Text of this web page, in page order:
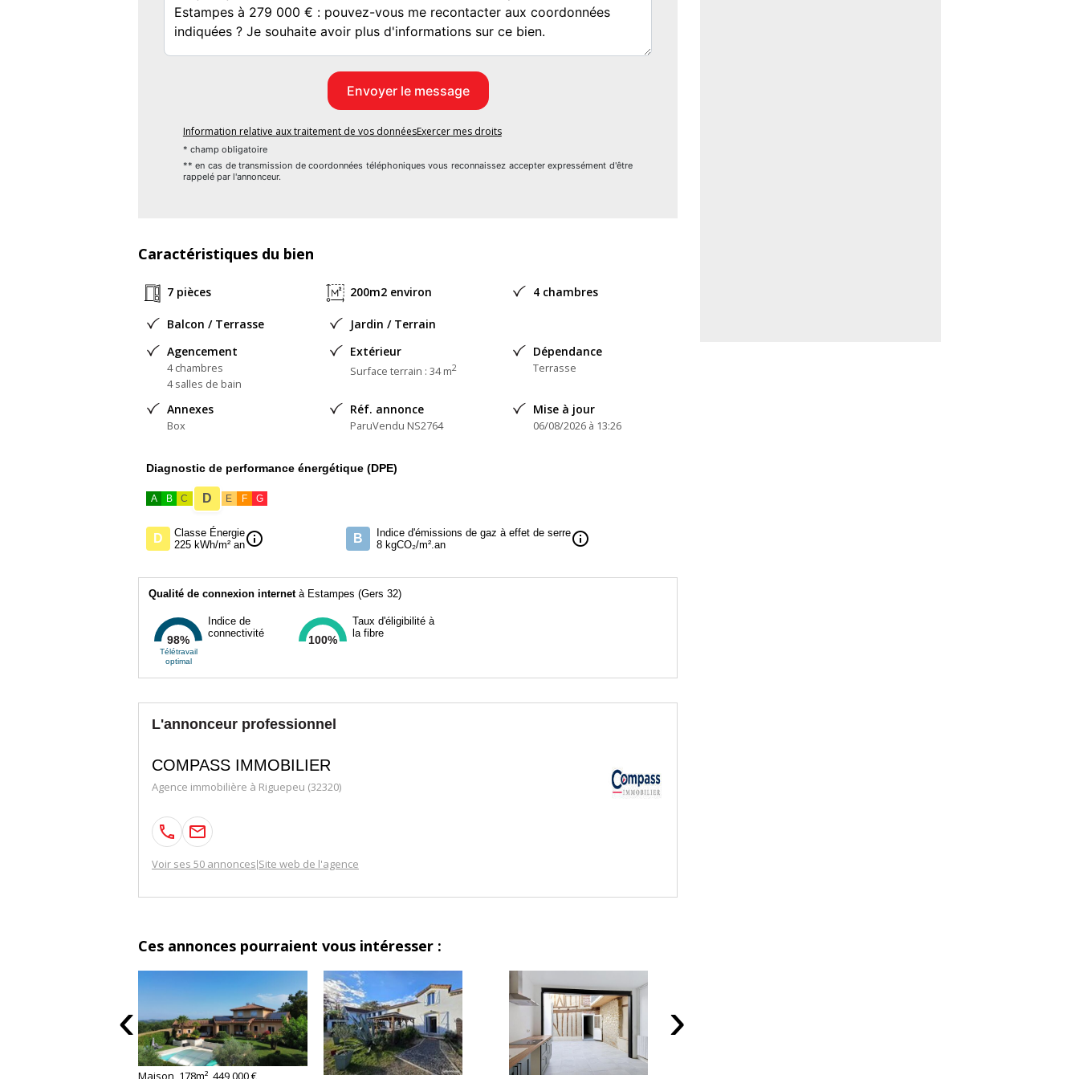
Les informations sur les risques auxquels ce bien est exposé sont disponibles sur le site Géorisques :
www.georisques.gouv.fr#;br>
Orientation :
Honoraires à la charge de l'Acquéreur : 13000 euros
Pourcentage des Honoraires : 4.8872180451128%
Bien En copropriété : Non
Procédure sur le Syndicat des copropriétaires : Non
Disponible immédiatement
Information relative aux traitement de vos donnéesExercer mes droits
* champ obligatoire
** en cas de transmission de coordonnées téléphoniques vous reconnaissez accepter expressément d'être
rappelé par l'annonceur.
Caractéristiques du bien
7 pièces 200m2 environ 4 chambres
Balcon / Terrasse
Jardin / Terrain
Agencement
4 chambres
4 salles de bain
Extérieur
Surface terrain : 34 m2
Dépendance
Terrasse
Annexes
Box
Réf. annonce
ParuVendu NS2764
Mise à jour
06/08/2026 à 13:26
Diagnostic de performance énergétique (DPE)
A B C D E F G
D
Classe Énergie
225 kWh/m² aninfo B
Indice d'émissions de gaz à effet de serre
8 kgCO₂/m².an
info
Qualité de connexion internetà Estampes (Gers 32)
98%
Télétravail
optimal
Indice de
connectivité
100%
Taux d'éligibilité à
la fibre
L'annonceur professionnel
COMPASS IMMOBILIER
Agence immobilière à Riguepeu (32320)
Voir ses 50 annonces|Site web de l'agence
Ces annonces pourraient vous intéresser :
Maison, 178m², 449 000 €
‹ ›